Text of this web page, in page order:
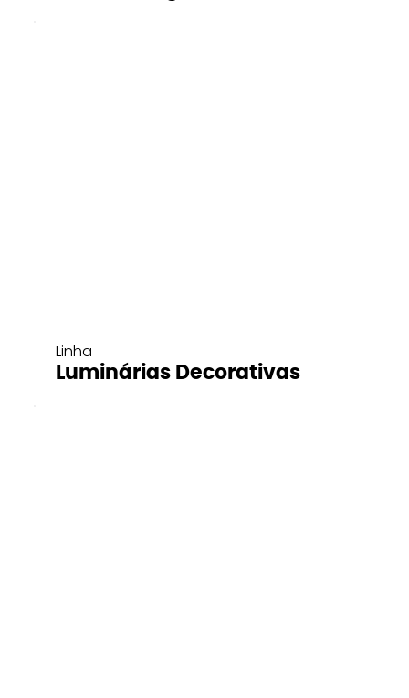
Linha
Luminárias Decorativas